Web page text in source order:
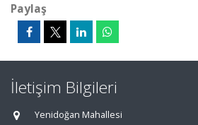
Paylaş
İletişim Bilgileri
Yenidoğan Mahallesi